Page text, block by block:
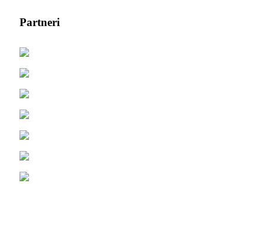
Partneri